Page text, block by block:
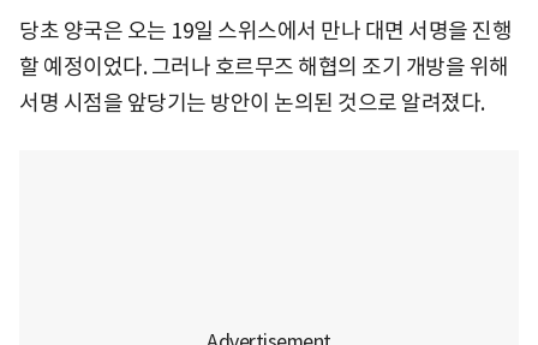
당초 양국은 오는 19일 스위스에서 만나 대면 서명을 진행
할 예정이었다. 그러나 호르무즈 해협의 조기 개방을 위해
서명 시점을 앞당기는 방안이 논의된 것으로 알려졌다.